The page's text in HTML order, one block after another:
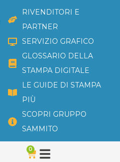
RIVENDITORI E
PARTNER
SERVIZIO GRAFICO
GLOSSARIO DELLA
STAMPA DIGITALE
LE GUIDE DI STAMPA
PIÙ
SCOPRI GRUPPO
SAMMITO
0
Carrello